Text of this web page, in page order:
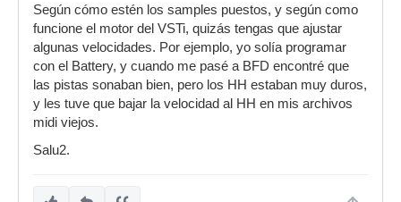
Según cómo estén los samples puestos, y según como
funcione el motor del VSTi, quizás tengas que ajustar
algunas velocidades. Por ejemplo, yo solía programar
con el Battery, y cuando me pasé a BFD encontré que
las pistas sonaban bien, pero los HH estaban muy duros,
y les tuve que bajar la velocidad al HH en mis archivos
midi viejos.
Salu2.